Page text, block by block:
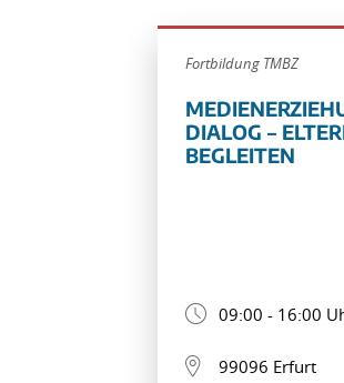
Fortbildung TMBZ
DIALOG –
BEGLEITEN
09:00 - 16:00
99096 Erfurt